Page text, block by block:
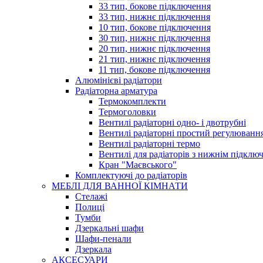
33 тип, бокове підключення
33 тип, нижнє підключення
10 тип, бокове підключення
30 тип, нижнє підключення
20 тип, нижнє підключення
21 тип, нижнє підключення
11 тип, бокове підключення
Алюмінієві радіатори
Радіаторна арматура
Термокомплекти
Термоголовки
Вентилі радіаторні одно- і двотрубні
Вентилі радіаторні простий
Вентилі радіаторні термо
Вентилі для радіаторів з нижнім
Кран "Маєвського"
Комплектуючі до радіаторів
МЕБЛІ ДЛЯ ВАННОЇ КІМНАТИ
Стелажі
Полиці
Тумби
Дзеркальні шафи
Шафи-пенали
Дзеркала
АКСЕСУАРИ